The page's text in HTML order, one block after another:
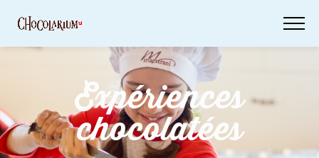
Ta
visite
Expériences
chocolatées